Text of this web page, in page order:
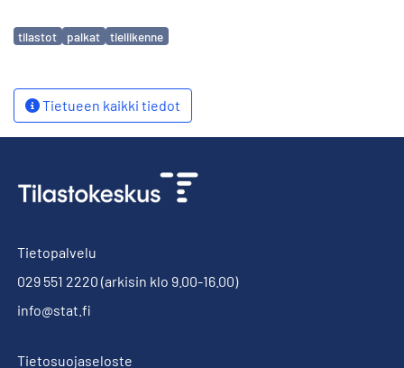
Avainsanat
tilastot palkat tieliikenne
Tietueen kaikki tiedot
Tietopalvelu
029 551 2220 (arkisin klo 9.00-16.00)
info@stat.fi
Tietosuojaseloste